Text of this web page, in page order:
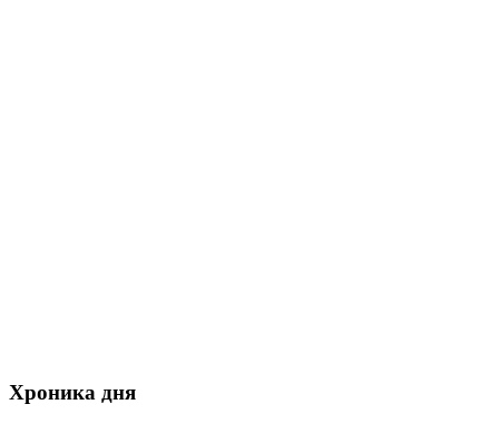
Хроника дня